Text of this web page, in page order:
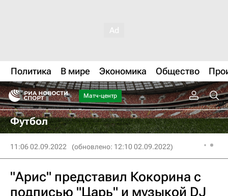
Политика В мире Экономика Общество
Матч-центр
Футбол
11:06 02.09.2022 (обновлено: 12:10 02.09.2022)
"Арис" представил Кокорина с
подписью "Царь" и музыкой DJ